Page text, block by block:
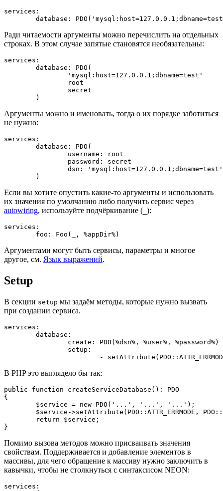
services:
Ради читаемости аргументы можно перечислить на отдельных
строках. В этом случае запятые становятся необязательны:
services:
Аргументы можно и именовать, тогда о их порядке заботиться
не нужно:
services:
Если вы хотите опустить какие-то аргументы и использовать
их значения по умолчанию либо получить сервис через
autowiring, используйте подчёркивание ( ):
services:
Аргументами могут быть сервисы, параметры и многое
другое, см. Язык выражений.
Setup
В секции setup мы задаём методы, которые нужно вызвать
при создании сервиса.
services:
В PHP это выглядело бы так:
public function createServiceDatabase(): PDO
{
Помимо вызова методов можно присваивать значения
свойствам. Поддерживается и добавление элементов в
массивы, для чего обращение к массиву нужно заключить в
кавычки, чтобы не столкнуться с синтаксисом NEON:
services: